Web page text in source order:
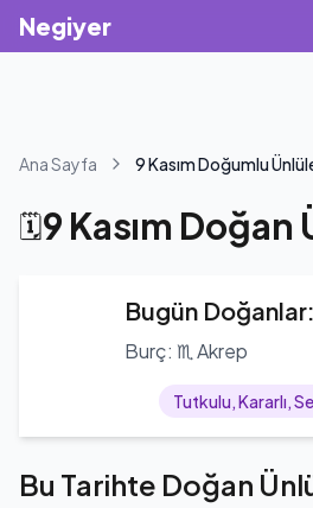
Negiyer
Ana Sayfa 9 Kasım Doğumlu
🗓️9 Kasım Doğan
Bugün
Burç: ♏ Akrep
Tutkulu, Kararlı,
Bu Tarihte Doğan